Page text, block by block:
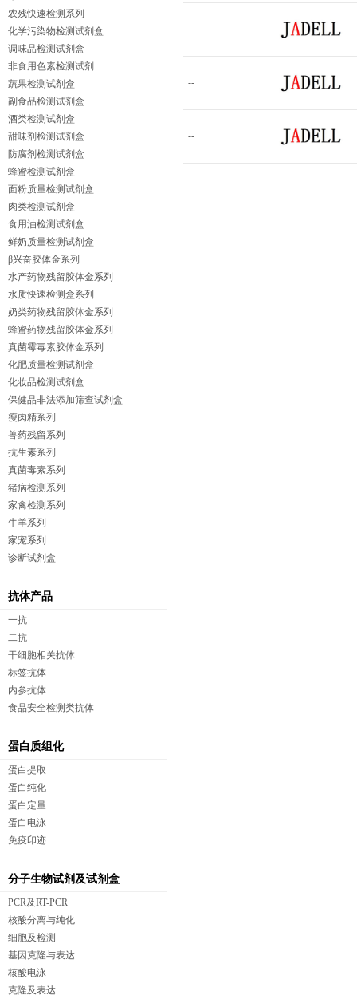
农残快速检测系列
化学污染物检测试剂盒
调味品检测试剂盒
非食用色素检测试剂
蔬果检测试剂盒
副食品检测试剂盒
酒类检测试剂盒
甜味剂检测试剂盒
防腐剂检测试剂盒
蜂蜜检测试剂盒
面粉质量检测试剂盒
肉类检测试剂盒
食用油检测试剂盒
鲜奶质量检测试剂盒
β兴奋胶体金系列
水产药物残留胶体金系列
水质快速检测盒系列
奶类药物残留胶体金系列
蜂蜜药物残留胶体金系列
真菌霉毒素胶体金系列
化肥质量检测试剂盒
化妆品检测试剂盒
保健品非法添加筛查试剂盒
瘦肉精系列
兽药残留系列
抗生素系列
真菌毒素系列
猪病检测系列
家禽检测系列
牛羊系列
家宠系列
诊断试剂盒
抗体产品
一抗
二抗
干细胞相关抗体
标签抗体
内参抗体
食品安全检测类抗体
蛋白质组化
蛋白提取
蛋白纯化
蛋白定量
蛋白电泳
免疫印迹
分子生物试剂及试剂盒
PCR及RT-PCR
核酸分离与纯化
细胞及检测
基因克隆与表达
核酸电泳
克隆及表达
--
--
--